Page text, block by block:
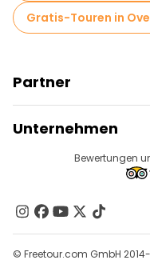
Gratis-Touren in
Partner
Anbieter-Anmeldung
Affiliate-Programm
Unternehmen
Reiseziele
Kontakt
Gruppen
Hilfe
Bewertungen
© Freetour.com GmbH